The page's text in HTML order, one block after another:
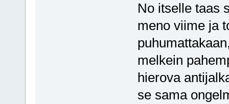
No itselle taas
meno viime ja
melkein
hierova
se sama